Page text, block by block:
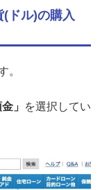
ドル)の購入
。
」
を選択してい